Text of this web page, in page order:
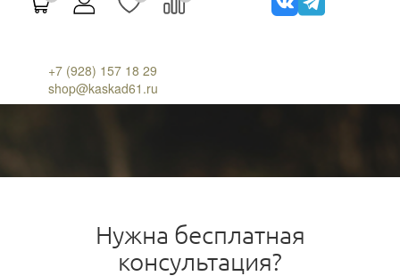
+7 (928) 157 18 29
shop@kaskad61.ru
Нужна бесплатная
консультация?